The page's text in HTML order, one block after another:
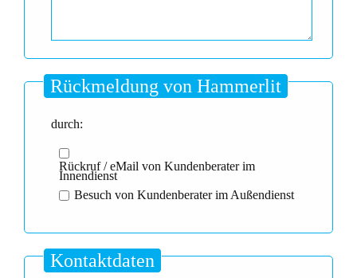
Rückmeldung von Hammerlit
durch:
Rückruf / eMail von Kundenberater im
Innendienst
Besuch von Kundenberater im Außendienst
Kontaktdaten